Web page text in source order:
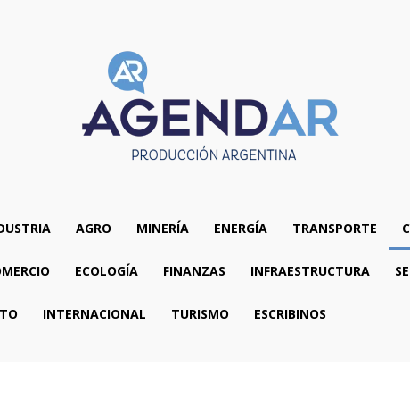
AGRO MINERÍA ENERGÍA TRANSPORTE
ECOLOGÍA FINANZAS INFRAESTRUCTURA
INTERNACIONAL TURISMO ESCRIBINOS